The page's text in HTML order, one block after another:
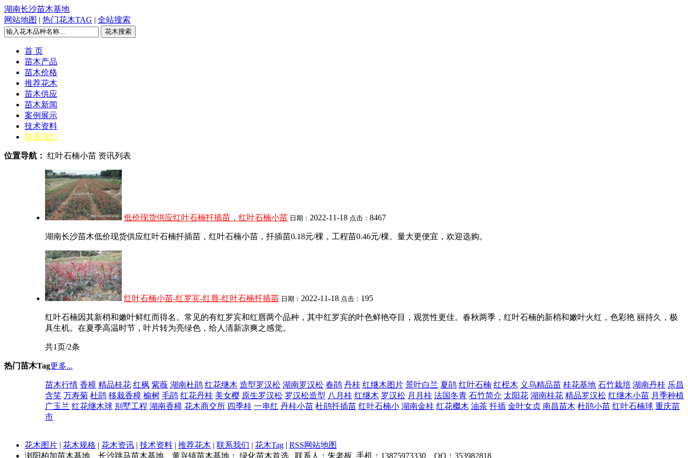
湖南长沙苗木基地
网站地图 | 热门花木TAG | 全站搜索
首 页
苗木产品
苗木价格
推荐花木
苗木供应
苗木新闻
案例展示
技术资料
联系我们
位置导航： 红叶石楠小苗 资讯列表
低价现货供应红叶石楠扦插苗，红叶石楠小苗 日期： 2022-11-18 点击： 8467
湖南长沙苗木低价现货供应红叶石楠扦插苗，红叶石楠小苗，扦插苗0.18元/棵，工程苗0.46元/棵。量大更便宜，欢迎选购。
红叶石楠小苗-红罗宾-红唇-红叶石楠扦插苗 日期： 2022-11-18 点击： 195
红叶石楠因其新梢和嫩叶鲜红而得名。常见的有红罗宾和红唇两个品种，其中红罗宾的叶色鲜艳夺目，观赏性更佳。春秋两季，红叶石楠的新梢和嫩叶火红，色彩艳 丽持久，极
具生机。在夏季高温时节，叶片转为亮绿色，给人清新凉爽之感觉。
共1页/2条
热门苗木Tag更多...
苗木行情 香樟 精品桂花 红枫 紫薇 湖南杜鹃 红花继木 造型罗汉松 湖南罗汉松 春鹃 丹桂 红继木图片 景叶白兰 夏鹃 红叶石楠 红桎木 义乌精品苗 桂花基地 石竹栽培 湖南丹桂 乐昌
含笑 万寿菊 杜鹃 移栽香樟 榆树 毛鹃 红花丹桂 美女樱 原生罗汉松 罗汉松造型 八月桂 红继木 罗汉松 月月桂 法国冬青 石竹简介 太阳花 湖南桂花 精品罗汉松 红继木小苗 月季种植
广玉兰 红花继木球 别墅工程 湖南香樟 花木商交所 四季桂 一串红 丹桂小苗 杜鹃扦插苗 红叶石楠小 湖南金桂 红花檵木 油茶 扦插 金叶女贞 南昌苗木 杜鹃小苗 红叶石楠球 重庆苗
市
花木图片 | 花木规格 | 花木资讯 | 技术资料 | 推荐花木 | 联系我们 | 花木Tag | RSS网站地图
浏阳柏加苗木基地、长沙跳马苗木基地、黄兴镇苗木基地： 绿化苗木首选 联系人：朱老板 手机：13875973330 QQ：353982818